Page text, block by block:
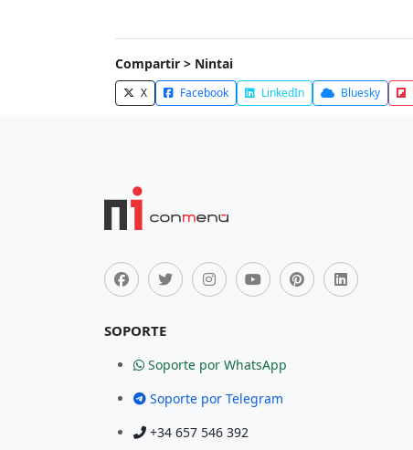
Compartir > Nintai
X Facebook LinkedIn Bluesky
SOPORTE
Soporte por WhatsApp
Soporte por Telegram
+34 657 546 392